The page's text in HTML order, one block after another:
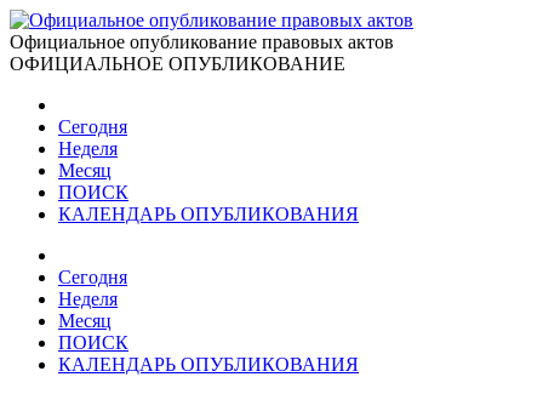
Официальное опубликование правовых актов
ОФИЦИАЛЬНОЕ ОПУБЛИКОВАНИЕ
Сегодня
Неделя
Месяц
ПОИСК
КАЛЕНДАРЬ ОПУБЛИКОВАНИЯ
Сегодня
Неделя
Месяц
ПОИСК
КАЛЕНДАРЬ ОПУБЛИКОВАНИЯ